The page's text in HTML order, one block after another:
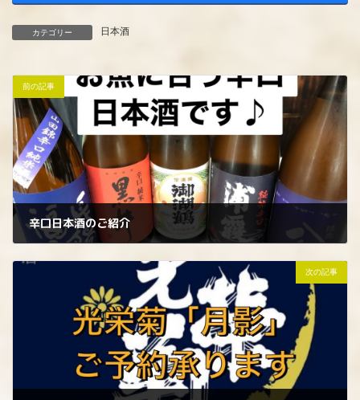
カテゴリー 日本酒
前の記事
辛口日本酒のご紹介
次の記事